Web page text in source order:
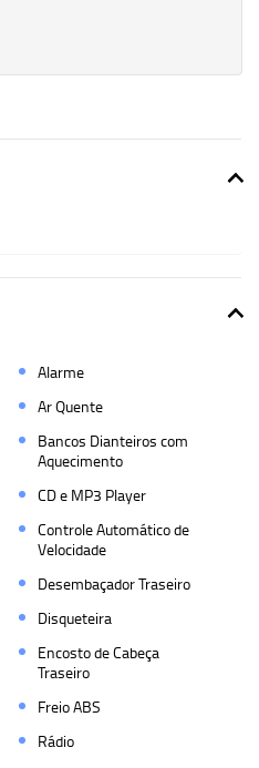
Alarme
Ar Quente
Bancos Dianteiros com
Aquecimento
CD e MP3 Player
Controle Automático de
Velocidade
Desembaçador Traseiro
Disqueteira
Encosto de Cabeça
Traseiro
Freio ABS
Rádio